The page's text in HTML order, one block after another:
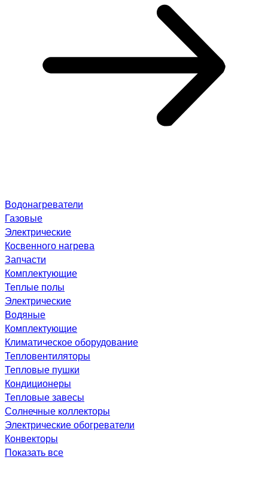
Водонагреватели
Газовые
Электрические
Косвенного нагрева
Запчасти
Комплектующие
Теплые полы
Электрические
Водяные
Комплектующие
Климатическое оборудование
Тепловентиляторы
Тепловые пушки
Кондиционеры
Тепловые завесы
Солнечные коллекторы
Электрические обогреватели
Конвекторы
Показать все